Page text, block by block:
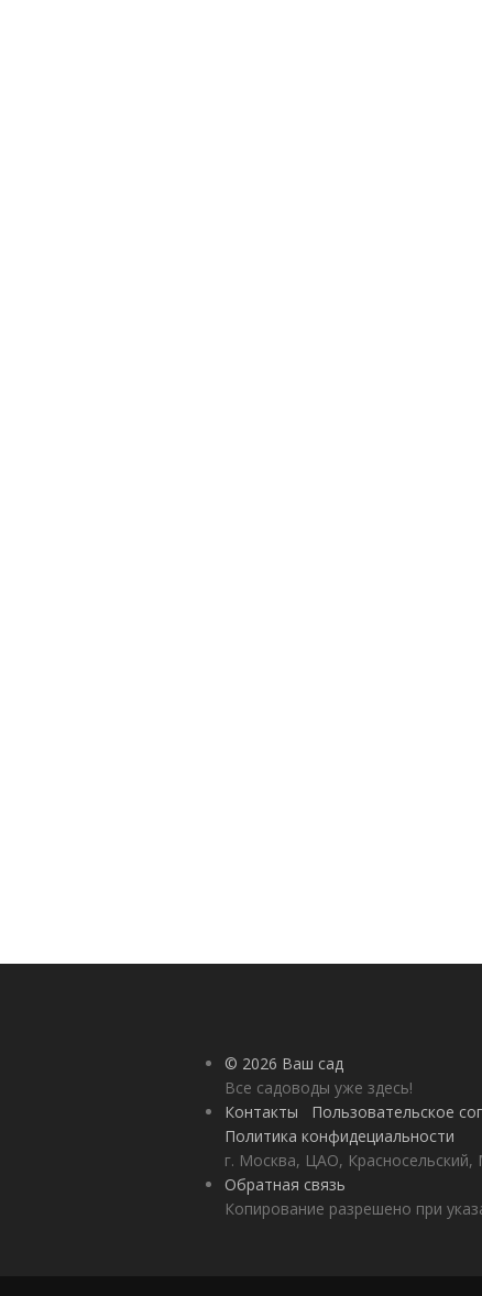
© 2026 Ваш сад
Все садоводы уже здесь!
Контакты
Пользовательское
Политика конфидециальности
г. Москва, ЦАО,
Обратная связь
Копирование разрешено при